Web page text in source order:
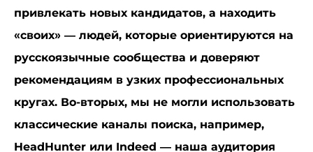
привлекать новых кандидатов, а находить
«своих» — людей, которые ориентируются на
русскоязычные сообщества и доверяют
рекомендациям в узких профессиональных
кругах. Во-вторых, мы не могли использовать
классические каналы поиска, например,
HeadHunter или Indeed — наша аудитория